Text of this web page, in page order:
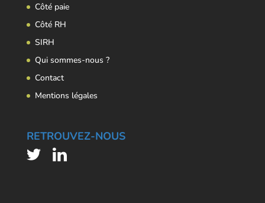
Côté paie
Côté RH
SIRH
Qui sommes-nous ?
Contact
Mentions légales
RETROUVEZ-NOUS